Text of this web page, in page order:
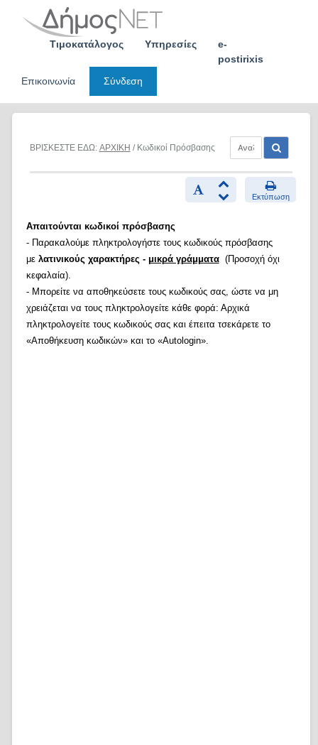
Τιμοκατάλογος Υπηρεσίες
e-
postirixis
Επικοινωνία
Σύνδεση
ΒΡΙΣΚΕΣΤΕ ΕΔΩ: ΑΡΧΙΚΗ / Κωδικοί Πρόσβασης
Εκτύπωση
Απαιτούνται κωδικοί πρόσβασης
- Παρακαλούμε πληκτρολογήστε τους κωδικούς πρόσβασης
με λατινικούς χαρακτήρες - μικρά γράμματα(Προσοχή όχι
κεφαλαία).
- Μπορείτε να αποθηκεύσετε τους κωδικούς σας, ώστε να μη
χρειάζεται να τους πληκτρολογείτε κάθε φορά: Αρχικά
πληκτρολογείτε τους κωδικούς σας και έπειτα τσεκάρετε το
«Αποθήκευση κωδικών» και το «Autologin».